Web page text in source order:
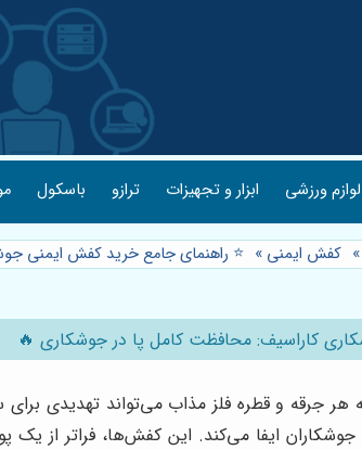
لوازم ورزشی ابزار و تجهیزات ترازو باسکول
» کفش ایمنی » ⭐️ راهنمای جامع خرید کفش ایمنی
کاراسیف: محافظت کامل پا در جوشکاری 🔥
هر جرقه و قطره فلز مذاب می‌تواند تهدیدی
ایفا می‌کند. این کفش‌ها، فراتر از یک